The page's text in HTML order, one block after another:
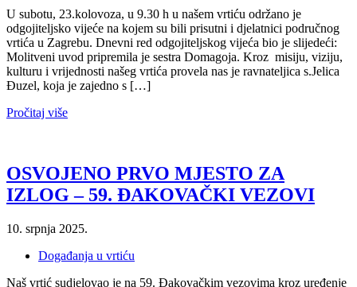
U subotu, 23.kolovoza, u 9.30 h u našem vrtiću održano je
odgojiteljsko vijeće na kojem su bili prisutni i djelatnici područnog
vrtića u Zagrebu. Dnevni red odgojiteljskog vijeća bio je slijedeći:
Molitveni uvod pripremila je sestra Domagoja. Kroz misiju, viziju,
kulturu i vrijednosti našeg vrtića provela nas je ravnateljica s.Jelica
Đuzel, koja je zajedno s […]
Pročitaj više
OSVOJENO PRVO MJESTO ZA
IZLOG – 59. ĐAKOVAČKI VEZOVI
10. srpnja 2025.
Događanja u vrtiću
Naš vrtić sudjelovao je na 59. Đakovačkim vezovima kroz uređenje